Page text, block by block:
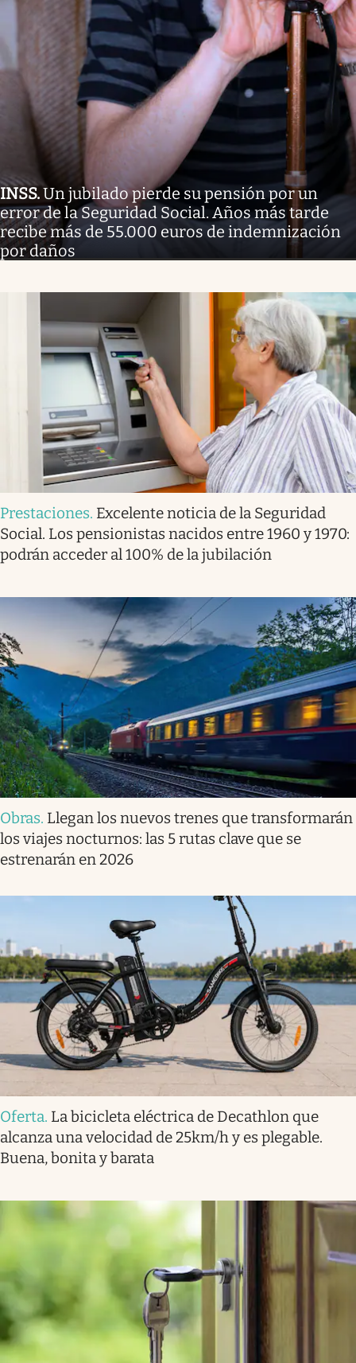
INSS.Un jubilado pierde su pensión por un
error de la Seguridad Social. Años más tarde
recibe más de 55.000 euros de indemnización
por daños
Prestaciones. Excelente noticia de la Seguridad
Social. Los pensionistas nacidos entre 1960 y 1970:
podrán acceder al 100% de la jubilación
Obras. Llegan los nuevos trenes que transformarán
los viajes nocturnos: las 5 rutas clave que se
estrenarán en 2026
Oferta. La bicicleta eléctrica de Decathlon que
alcanza una velocidad de 25km/h y es plegable.
Buena, bonita y barata